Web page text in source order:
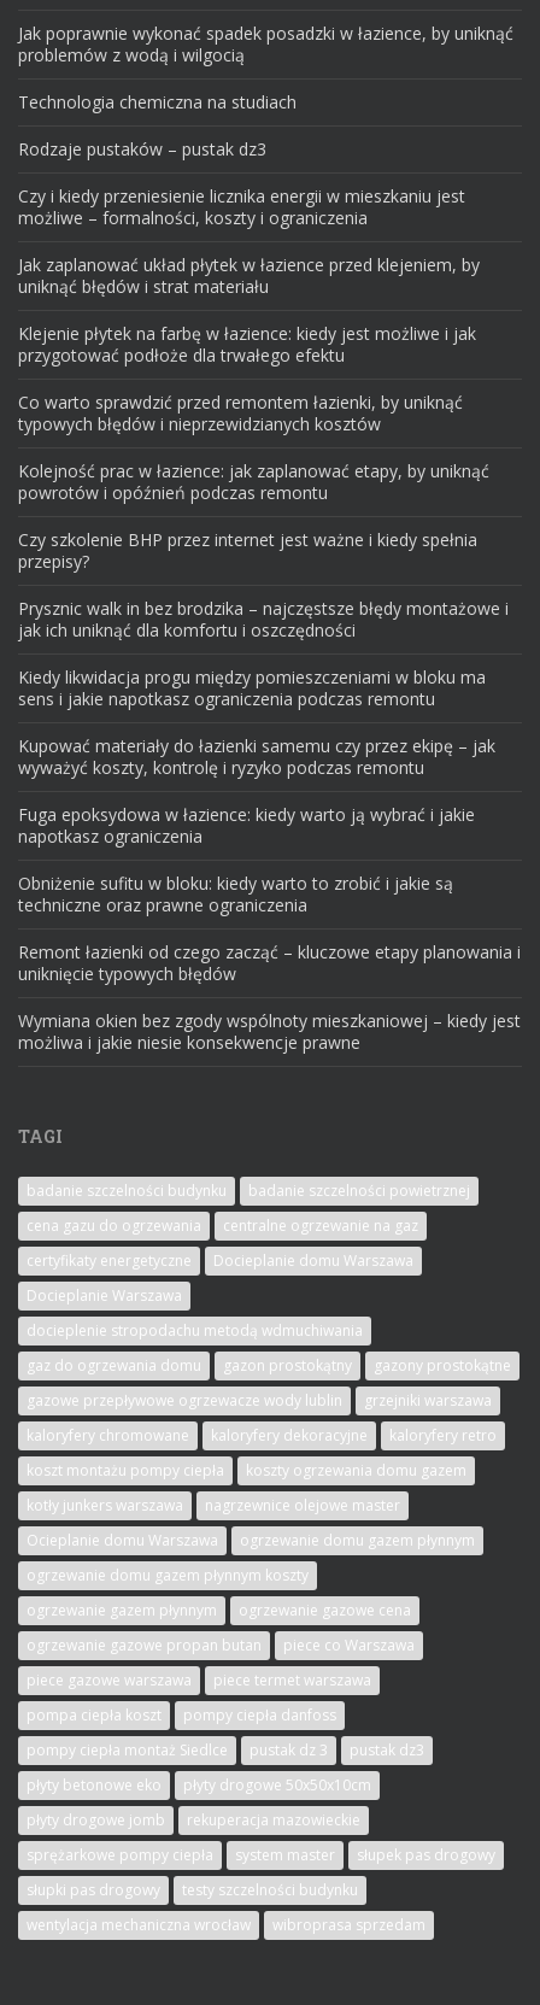
Jak poprawnie wykonać spadek posadzki w łazience, by uniknąć
problemów z wodą i wilgocią
Technologia chemiczna na studiach
Rodzaje pustaków – pustak dz3
Czy i kiedy przeniesienie licznika energii w mieszkaniu jest
możliwe – formalności, koszty i ograniczenia
Jak zaplanować układ płytek w łazience przed klejeniem, by
uniknąć błędów i strat materiału
Klejenie płytek na farbę w łazience: kiedy jest możliwe i jak
przygotować podłoże dla trwałego efektu
Co warto sprawdzić przed remontem łazienki, by uniknąć
typowych błędów i nieprzewidzianych kosztów
Kolejność prac w łazience: jak zaplanować etapy, by uniknąć
powrotów i opóźnień podczas remontu
Czy szkolenie BHP przez internet jest ważne i kiedy spełnia
przepisy?
Prysznic walk in bez brodzika – najczęstsze błędy montażowe i
jak ich uniknąć dla komfortu i oszczędności
Kiedy likwidacja progu między pomieszczeniami w bloku ma
sens i jakie napotkasz ograniczenia podczas remontu
Kupować materiały do łazienki samemu czy przez ekipę – jak
wyważyć koszty, kontrolę i ryzyko podczas remontu
Fuga epoksydowa w łazience: kiedy warto ją wybrać i jakie
napotkasz ograniczenia
Obniżenie sufitu w bloku: kiedy warto to zrobić i jakie są
techniczne oraz prawne ograniczenia
Remont łazienki od czego zacząć – kluczowe etapy planowania i
uniknięcie typowych błędów
Wymiana okien bez zgody wspólnoty mieszkaniowej – kiedy jest
możliwa i jakie niesie konsekwencje prawne
TAGI
badanie szczelności budynku
badanie szczelności powietrznej
cena gazu do ogrzewania
centralne ogrzewanie na gaz
certyfikaty energetyczne
Docieplanie domu Warszawa
Docieplanie Warszawa
docieplenie stropodachu metodą wdmuchiwania
gaz do ogrzewania domu
gazon prostokątny
gazony prostokątne
gazowe przepływowe ogrzewacze wody lublin
grzejniki warszawa
kaloryfery chromowane
kaloryfery dekoracyjne
kaloryfery retro
koszt montażu pompy ciepła
koszty ogrzewania domu gazem
kotły junkers warszawa
nagrzewnice olejowe master
Ocieplanie domu Warszawa
ogrzewanie domu gazem płynnym
ogrzewanie domu gazem płynnym koszty
ogrzewanie gazem płynnym
ogrzewanie gazowe cena
ogrzewanie gazowe propan butan
piece co Warszawa
piece gazowe warszawa
piece termet warszawa
pompa ciepła koszt
pompy ciepła danfoss
pompy ciepła montaż Siedlce
pustak dz 3
pustak dz3
płyty betonowe eko
płyty drogowe 50x50x10cm
płyty drogowe jomb
rekuperacja mazowieckie
sprężarkowe pompy ciepła
system master
słupek pas drogowy
słupki pas drogowy
testy szczelności budynku
wentylacja mechaniczna wrocław
wibroprasa sprzedam